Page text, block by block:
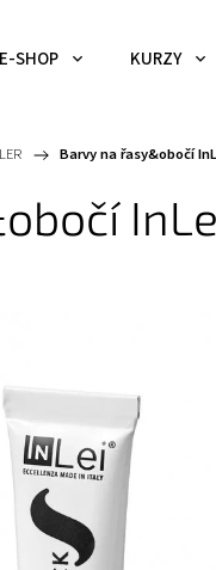
E-SHOP KURZY
/ Barvy na řasy&obočí